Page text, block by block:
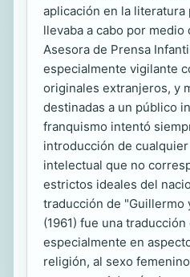
aplicación en la literatura
llevaba a cabo por medio
Asesora de Prensa
especialmente vigilante
originales extranjeros, y
destinadas a un público
franquismo intentó
introducción de
intelectual que no
estrictos ideales del
traducción de "Guillermo
(1961) fue una traducción
especialmente en
religión, al sexo